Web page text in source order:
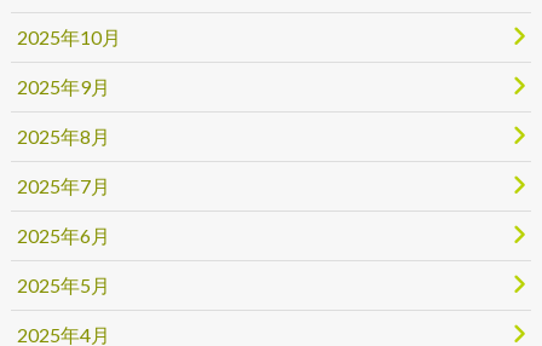
2025年10月
2025年9月
2025年8月
2025年7月
2025年6月
2025年5月
2025年4月